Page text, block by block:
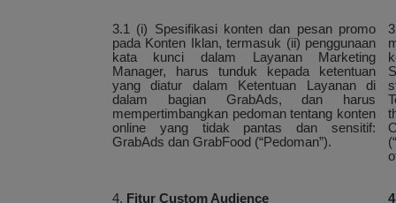
3.1 (i) Spesifikasi konten dan pesan promo
pada Konten Iklan, termasuk (ii) penggunaan
kata kunci dalam Layanan Marketing
Manager, harus tunduk kepada ketentuan
yang diatur dalam Ketentuan Layanan di
dalam bagian GrabAds, dan harus
mempertimbangkan pedoman tentang konten
online yang tidak pantas dan sensitif:
GrabAds dan GrabFood (“Pedoman”).
(“
4. Fitur Custom Audience